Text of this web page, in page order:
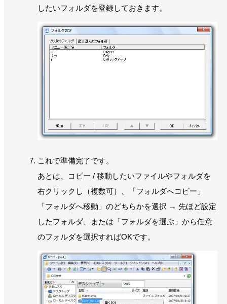
したいフォルダを登録しておきます。
これで準備完了です。
あとは、コピー / 移動したいファイルやフォルダを
右クリックし（複数可）、「フォルダへコピー」
「フォルダへ移動」のどちらかを選択 → 先ほど設定
したフォルダ、または「フォルダを選ぶ」から任意
のフォルダを選択すればOKです。